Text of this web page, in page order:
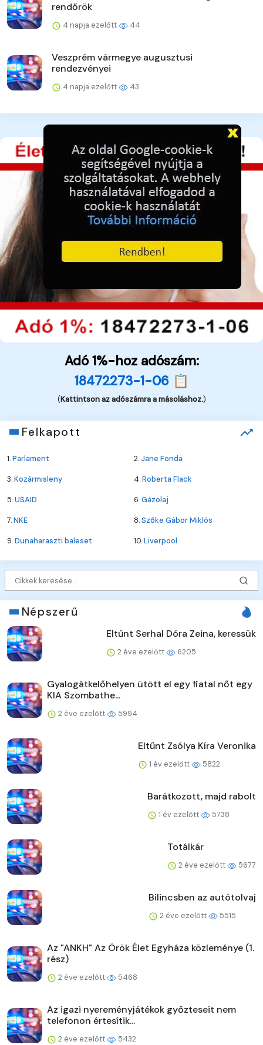
rendőrök
4 napja ezelőtt 44
Veszprém vármegye augusztusi
rendezvényei
4 napja ezelőtt 43
Adó 1%-hoz adószám:
18472273-1-06 📋
(Kattintson az adószámra a másoláshoz.)
Felkapott
1.Parlament 2.Jane Fonda
3.Kozármisleny 4.Roberta Flack
5.USAID 6.Gázolaj
7.NKE 8.Szőke Gábor Miklós
9.Dunaharaszti baleset 10.Liverpool
Népszerű
Eltűnt Serhal Dóra Zeina, keressük
2 éve ezelőtt 6205
Gyalogátkelőhelyen ütött el egy fiatal nőt egy
KIA Szombathe...
2 éve ezelőtt 5994
Eltűnt Zsólya Kíra Veronika
1 év ezelőtt 5822
Barátkozott, majd rabolt
1 év ezelőtt 5738
Totálkár
2 éve ezelőtt 5677
Bilincsben az autótolvaj
2 éve ezelőtt 5515
Az "ANKH" Az Örök Élet Egyháza közleménye (1.
rész)
2 éve ezelőtt 5468
Az igazi nyereményjátékok győzteseit nem
telefonon értesítik...
2 éve ezelőtt 5432